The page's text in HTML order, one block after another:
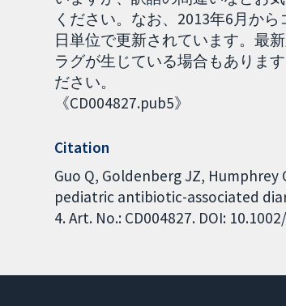
ください。なお、2013年6月か
日単位で更新されています。最
ラグが生じている場合もありま
ださい。
《CD004827.pub5》
Citation
Guo Q, Goldenberg JZ,
pediatric antibiotic-associated
4. Art. No.: CD004827. DOI: